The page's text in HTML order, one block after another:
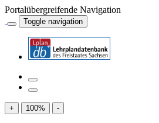
Portalübergreifende Navigation
Toggle navigation
+ 100% -